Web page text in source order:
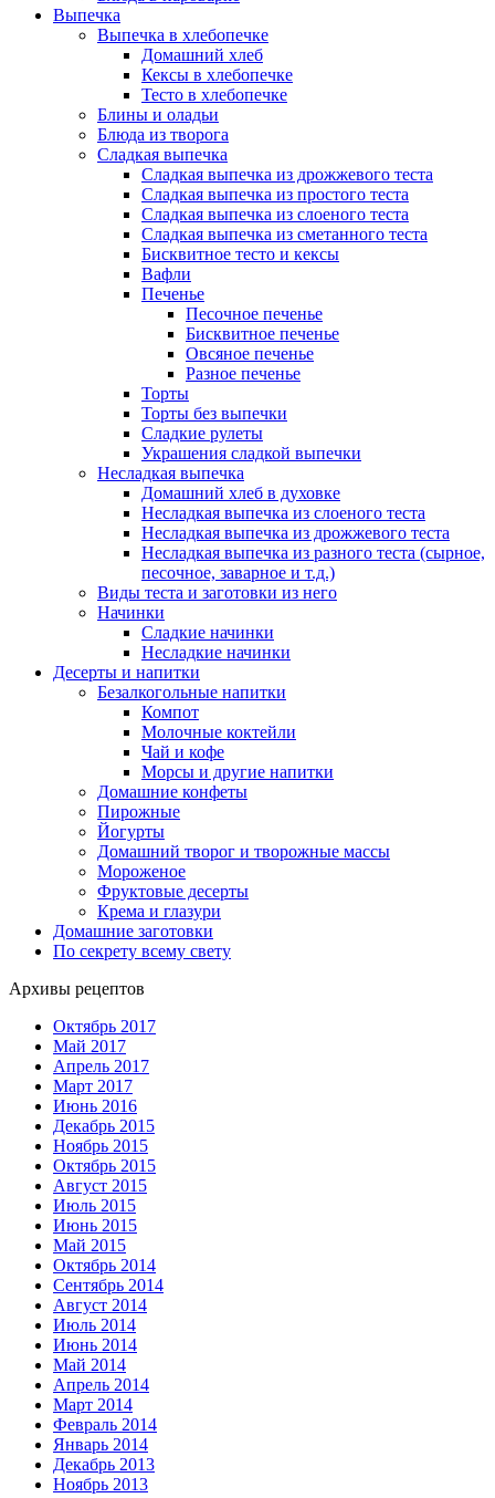
Выпечка
Выпечка в хлебопечке
Домашний хлеб
Кексы в хлебопечке
Тесто в хлебопечке
Блины и оладьи
Блюда из творога
Сладкая выпечка
Сладкая выпечка из дрожжевого теста
Сладкая выпечка из простого теста
Сладкая выпечка из слоеного теста
Сладкая выпечка из сметанного теста
Бисквитное тесто и кексы
Вафли
Печенье
Песочное печенье
Бисквитное печенье
Овсяное печенье
Разное печенье
Торты
Торты без выпечки
Сладкие рулеты
Украшения сладкой выпечки
Несладкая выпечка
Домашний хлеб в духовке
Несладкая выпечка из слоеного теста
Несладкая выпечка из дрожжевого теста
Несладкая выпечка из разного теста (сырное,
песочное, заварное и т.д.)
Виды теста и заготовки из него
Начинки
Сладкие начинки
Несладкие начинки
Десерты и напитки
Безалкогольные напитки
Компот
Молочные коктейли
Чай и кофе
Морсы и другие напитки
Домашние конфеты
Пирожные
Йогурты
Домашний творог и творожные массы
Мороженое
Фруктовые десерты
Крема и глазури
Домашние заготовки
По секрету всему свету
Архивы рецептов
Октябрь 2017
Май 2017
Апрель 2017
Март 2017
Июнь 2016
Декабрь 2015
Ноябрь 2015
Октябрь 2015
Август 2015
Июль 2015
Июнь 2015
Май 2015
Октябрь 2014
Сентябрь 2014
Август 2014
Июль 2014
Июнь 2014
Май 2014
Апрель 2014
Март 2014
Февраль 2014
Январь 2014
Декабрь 2013
Ноябрь 2013